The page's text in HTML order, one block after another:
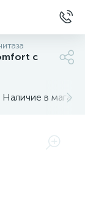
с
Наличие в